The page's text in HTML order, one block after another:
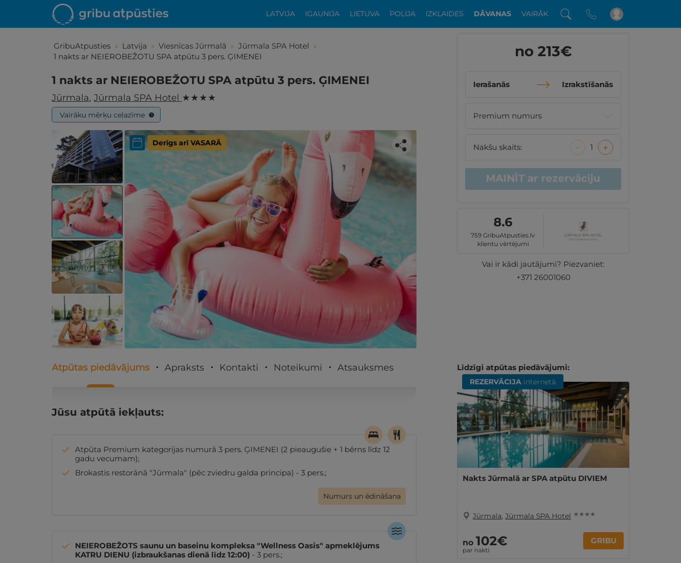
LATVIJA IGAUNIJA LIETUVA POLIJA IZKLAIDES DĀVANAS VAIRĀK
GribuAtpusties » Latvija » Viesnīcas Jūrmalā » Jūrmala SPA Hotel »
1 nakts ar NEIEROBEŽOTU SPA atpūtu 3 pers. ĢIMENEI
1 nakts ar NEIEROBEŽOTU SPA atpūtu 3 pers. ĢIMENEI
Jūrmala, Jūrmala SPA Hotel ★ ★ ★ ★
Vairāku mērķu ceļazīme ?
Derīgs arī VASARĀ
Iepatikās šis piedāvājums?
Līdz brīnišķīgai atpūtai atlikuši tikai daži soļi
PĒRKU
no 213€
Ierašanās Izrakstīšanās
Nakšu skaits: − 1 +
MAINĪT ar rezervāciju
8.6
759 GribuAtpusties.lv
klientu vērtējumi
Vai ir kādi jautājumi? Piezvaniet:
+371 26001060
Atpūtas piedāvājums Apraksts Kontakti Noteikumi Atsauksmes
Jūsu atpūtā iekļauts:
Atpūta Premium kategorijas numurā 3 pers. ĢIMENEI (2 pieaugušie + 1 bērns līdz 12
gadu vecumam);
Brokastis restorānā "Jūrmala" (pēc zviedru galda principa) - 3 pers.;
Numurs un ēdināšana
NEIEROBEŽOTS saunu un baseinu kompleksa "Wellness Oasis" apmeklējums
KATRU DIENU (izbraukšanas dienā līdz 12:00) - 3 pers.;
Līdzīgi atpūtas piedāvājumi:
REZERVĀCIJA internetā
Nakts Jūrmalā ar SPA atpūtu DIVIEM
Jūrmala, Jūrmala SPA Hotel ★ ★ ★ ★
no 102€
par nakti
GRIBU